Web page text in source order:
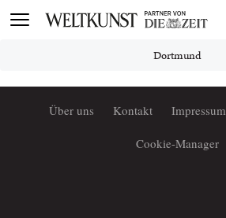
Toggle
Dortmund
Über uns Kontakt Impressum
Cookie-Manager